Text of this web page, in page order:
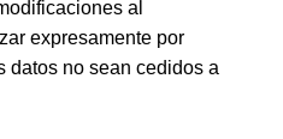
al
expresamente por
datos no sean cedidos a